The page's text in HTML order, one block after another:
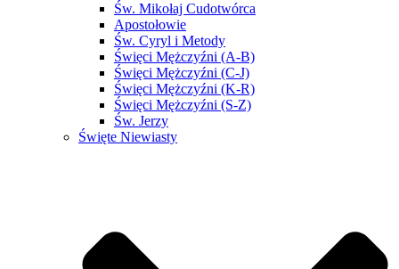
Św. Mikołaj Cudotwórca
Apostołowie
Św. Cyryl i Metody
Święci Mężczyźni (A-B)
Święci Mężczyźni (C-J)
Święci Mężczyźni (K-R)
Święci Mężczyźni (S-Z)
Św. Jerzy
Święte Niewiasty